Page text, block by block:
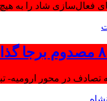
فعال‌سازی شاد را به
ارومیه- تبریز و جاده